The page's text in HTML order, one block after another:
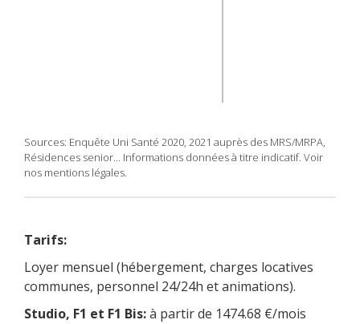
Sources: Enquête Uni Santé 2020, 2021 auprès des MRS/MRPA,
Résidences senior... Informations données à titre indicatif. Voir
nos mentions légales.
Tarifs:
Loyer mensuel (hébergement, charges locatives
communes, personnel 24/24h et animations).
Studio, F1 et F1 Bis:à partir de 1474.68 €/mois